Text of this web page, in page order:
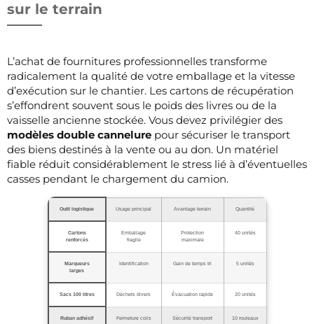
sur le terrain
L’achat de fournitures professionnelles transforme
radicalement la qualité de votre emballage et la vitesse
d’exécution sur le chantier. Les cartons de récupération
s’effondrent souvent sous le poids des livres ou de la
vaisselle ancienne stockée. Vous devez privilégier des
modèles double cannelure pour sécuriser le transport
des biens destinés à la vente ou au don. Un matériel
fiable réduit considérablement le stress lié à d’éventuelles
casses pendant le chargement du camion.
Outil logistique Usage principal Avantage terrain Quantité
Cartons
renforcés
Emballage
fragile
Protection
maximale
40 unités
Marqueurs
larges
Identification Gain de temps tri 5 unités
Sacs 100 litres Déchets divers Évacuation rapide 20 unités
Ruban adhésif Fermeture colis Sécurité transport 10 rouleaux